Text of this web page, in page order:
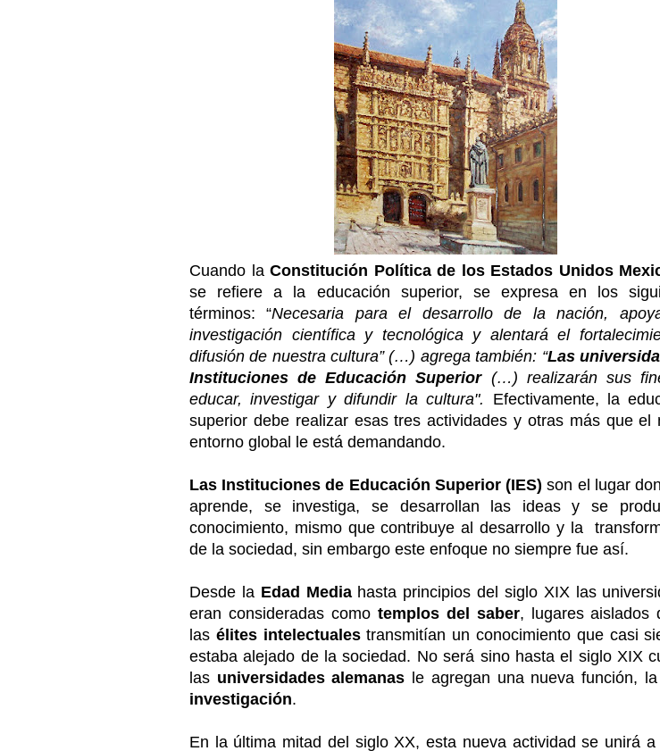
Cuando laConstitución Política de los Estados Unidos
se refiere a la educación superior, se expresa en los
términos: “Necesaria para el desarrollo de la nación,
investigación científica y tecnológica y alentará el
difusión de nuestra cultura” (…) agrega también: “Las
Instituciones de Educación Superior(…) realizarán sus
educar, investigar y difundir la cultura".
Efectivamente, la
superior debe realizar esas tres actividades y otras más que el
entorno global le está demandando.
Las Instituciones de Educación Superior (IES) son el lugar
aprende, se investiga, se desarrollan las ideas y se
conocimiento, mismo que contribuye al desarrollo y la
de la sociedad, sin embargo este enfoque no siempre fue así.
Desde la Edad Mediahasta principios del siglo XIX las
eran consideradas como templos del saber, lugares aislados
las élites intelectualestransmitían un conocimiento que casi
estaba alejado de la sociedad. No será sino hasta el siglo XIX
las universidades alemanas le agregan una nueva función,
investigación.
En la última mitad del siglo XX, esta nueva actividad se unirá a